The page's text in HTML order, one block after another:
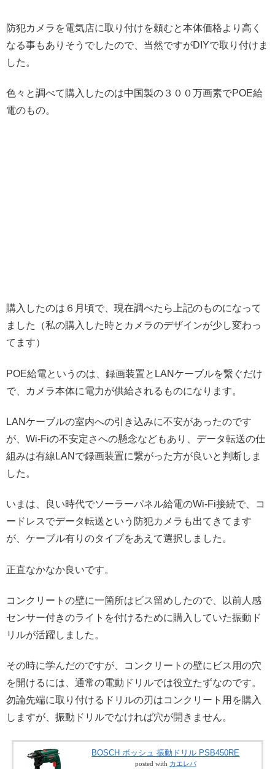
防犯カメラを電気店に取り付けを頼むと本体価格より高く
なる事もありそうでしたので、当然ですがDIYで取り付けま
した。
色々と調べて購入したのは中国製の３００万画素でPOE給
電のもの。
購入したのは６月頃で、現在調べたら上記のものになって
ました（私の購入した時とカメラのデザインが少し変わっ
てます）
POE給電というのは、録画装置とLANケーブルを繋ぐだけ
で、カメラ本体に電力が供給されるものになります。
LANケーブルの室内への引き込みに不安があったのです
が、Wi-Fiの不安定さへの懸念などもあり、データ転送の仕
組みは有線LANで録画装置に繋がった方が良いと判断しま
した。
いまは、良い時代でソーラーパネル給電のWi-Fi接続で、コ
ードレスでデータ転送という防犯カメラも出てきてます
が、ケーブル有りのタイプをあえて選択しました。
正直なかなか良いです。
コンクリートの壁に一箇所はビス留めしたので、以前人感
センサー付きのライトを付けるために購入していた振動ド
リルが活躍しました。
その時に学んだのですが、コンクリートの壁にビス用の穴
を開けるには、通常の電動ドリルでは役立たずなのです。
勿論先端に取り付けるドリルの刃はコンクリート用を購入
しますが、振動ドリルでなければ穴が開きません。
BOSCH ボッシュ 振動ドリル PSB450RE
posted with カエレバ